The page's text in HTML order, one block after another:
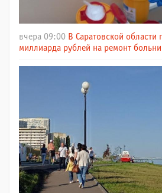
вчера 09:00 В Саратовской области
миллиарда рублей на ремонт